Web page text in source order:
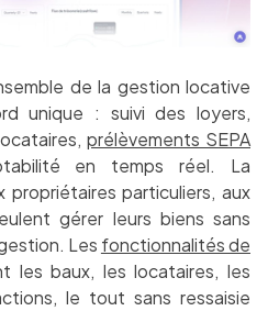
de la gestion locative
unique : suivi des loyers,
prélèvements SEPA
en temps réel. La
propriétaires particuliers, aux
gérer leurs biens sans
Les fonctionnalités de
les baux, les locataires, les
le tout sans ressaisie